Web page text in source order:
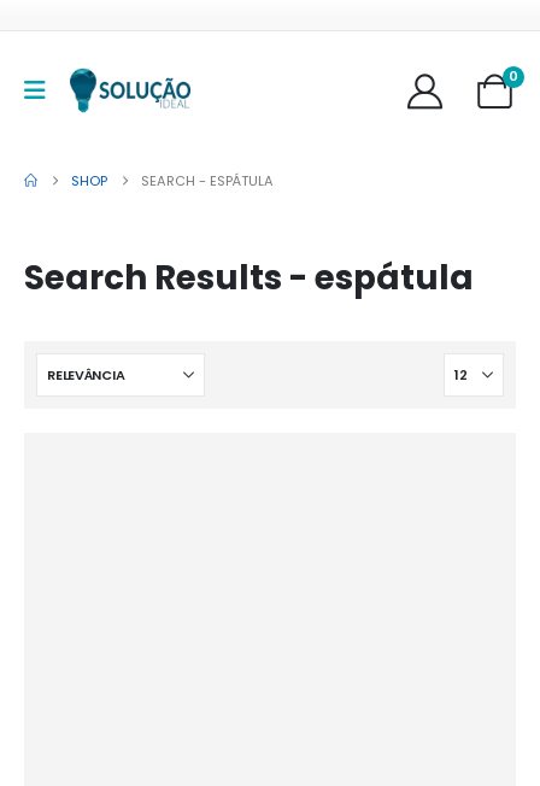
0
SHOP SEARCH - ESPÁTULA
Search Results - espátula